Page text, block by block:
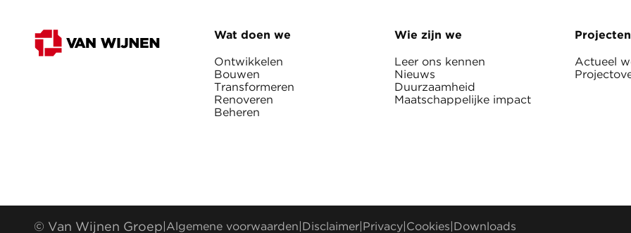
Wat doen we
Ontwikkelen
Bouwen
Transformeren
Renoveren
Beheren
Wie zijn we
Leer ons kennen
Nieuws
Duurzaamheid
Maatschappelijke impact
Projecten
Actueel
© Van Wijnen Groep Algemene voorwaarden Disclaimer Privacy Cookies Downloads